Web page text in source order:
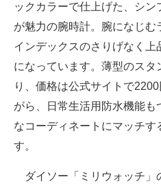
ックカラーで仕上げた、シ
が魅力の腕時計。腕になじ
インデックスのさりげなく上
になっています。薄型のス
り、価格は公式サイトで
がら、日常生活用防水機能も
なコーディネートにマッチ
す。
ダイソー「ミリウォッチ」